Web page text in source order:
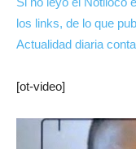
los links, de lo que
Actualidad diaria
[ot-video]